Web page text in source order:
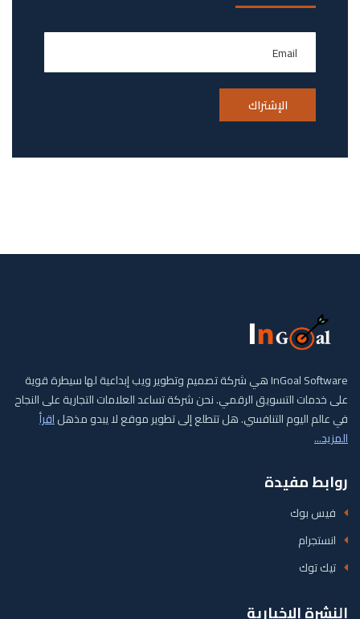
InGoal Software هي شركة تصميم وتطوير ويب إبداعية لها سيطرة قوية
على خدمات التسويق الرقمي. نحن شركة تساعد العلامات التجارية على النجاح
في عالم اليوم التنافسي. هل تتطلع إلى تطوير موقع لا يبدو مذهلاقرأ
المزيد...
روابط مفيدة
فيس بوك
انستجرام
تيك توك
النشرة الإخبارية